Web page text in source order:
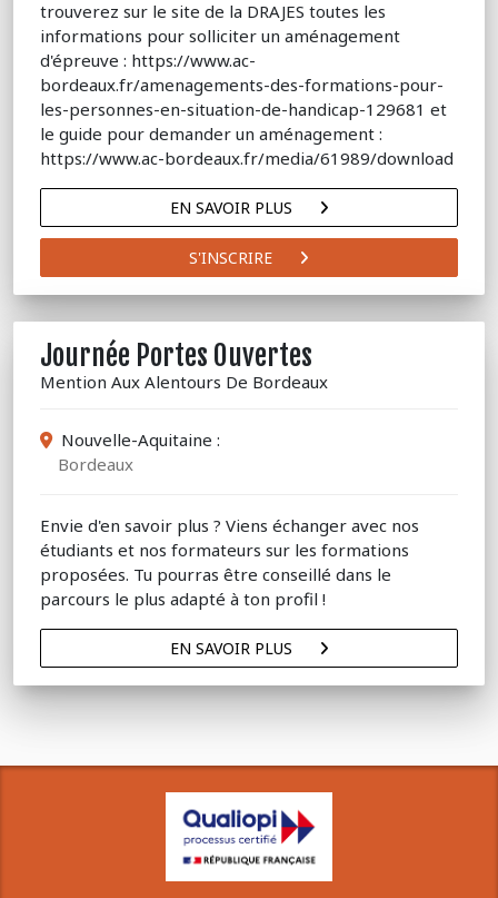
trouverez sur le site de la DRAJES toutes les
informations pour solliciter un aménagement
d'épreuve : https://www.ac-
bordeaux.fr/amenagements-des-formations-pour-
les-personnes-en-situation-de-handicap-129681 et
le guide pour demander un aménagement :
https://www.ac-bordeaux.fr/media/61989/download
EN SAVOIR PLUS
S'INSCRIRE
Journée Portes Ouvertes
Mention Aux Alentours De Bordeaux
Nouvelle-Aquitaine :
Bordeaux
Envie d'en savoir plus ? Viens échanger avec nos
étudiants et nos formateurs sur les formations
proposées. Tu pourras être conseillé dans le
parcours le plus adapté à ton profil !
EN SAVOIR PLUS